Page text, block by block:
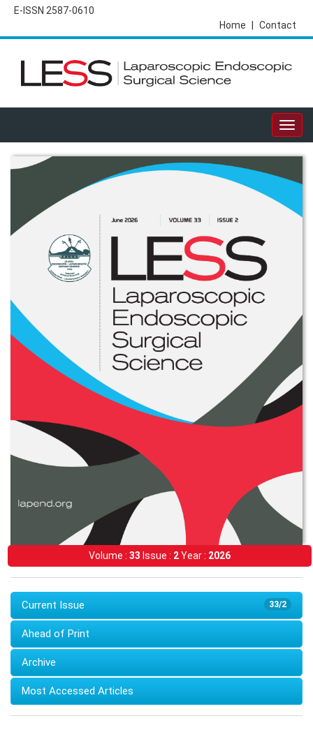
E-ISSN 2587-0610
Contact
Home
Volume : 33 Issue : 2Year : 2026
33/2
Current Issue
Ahead of Print
Archive
Most Accessed Articles